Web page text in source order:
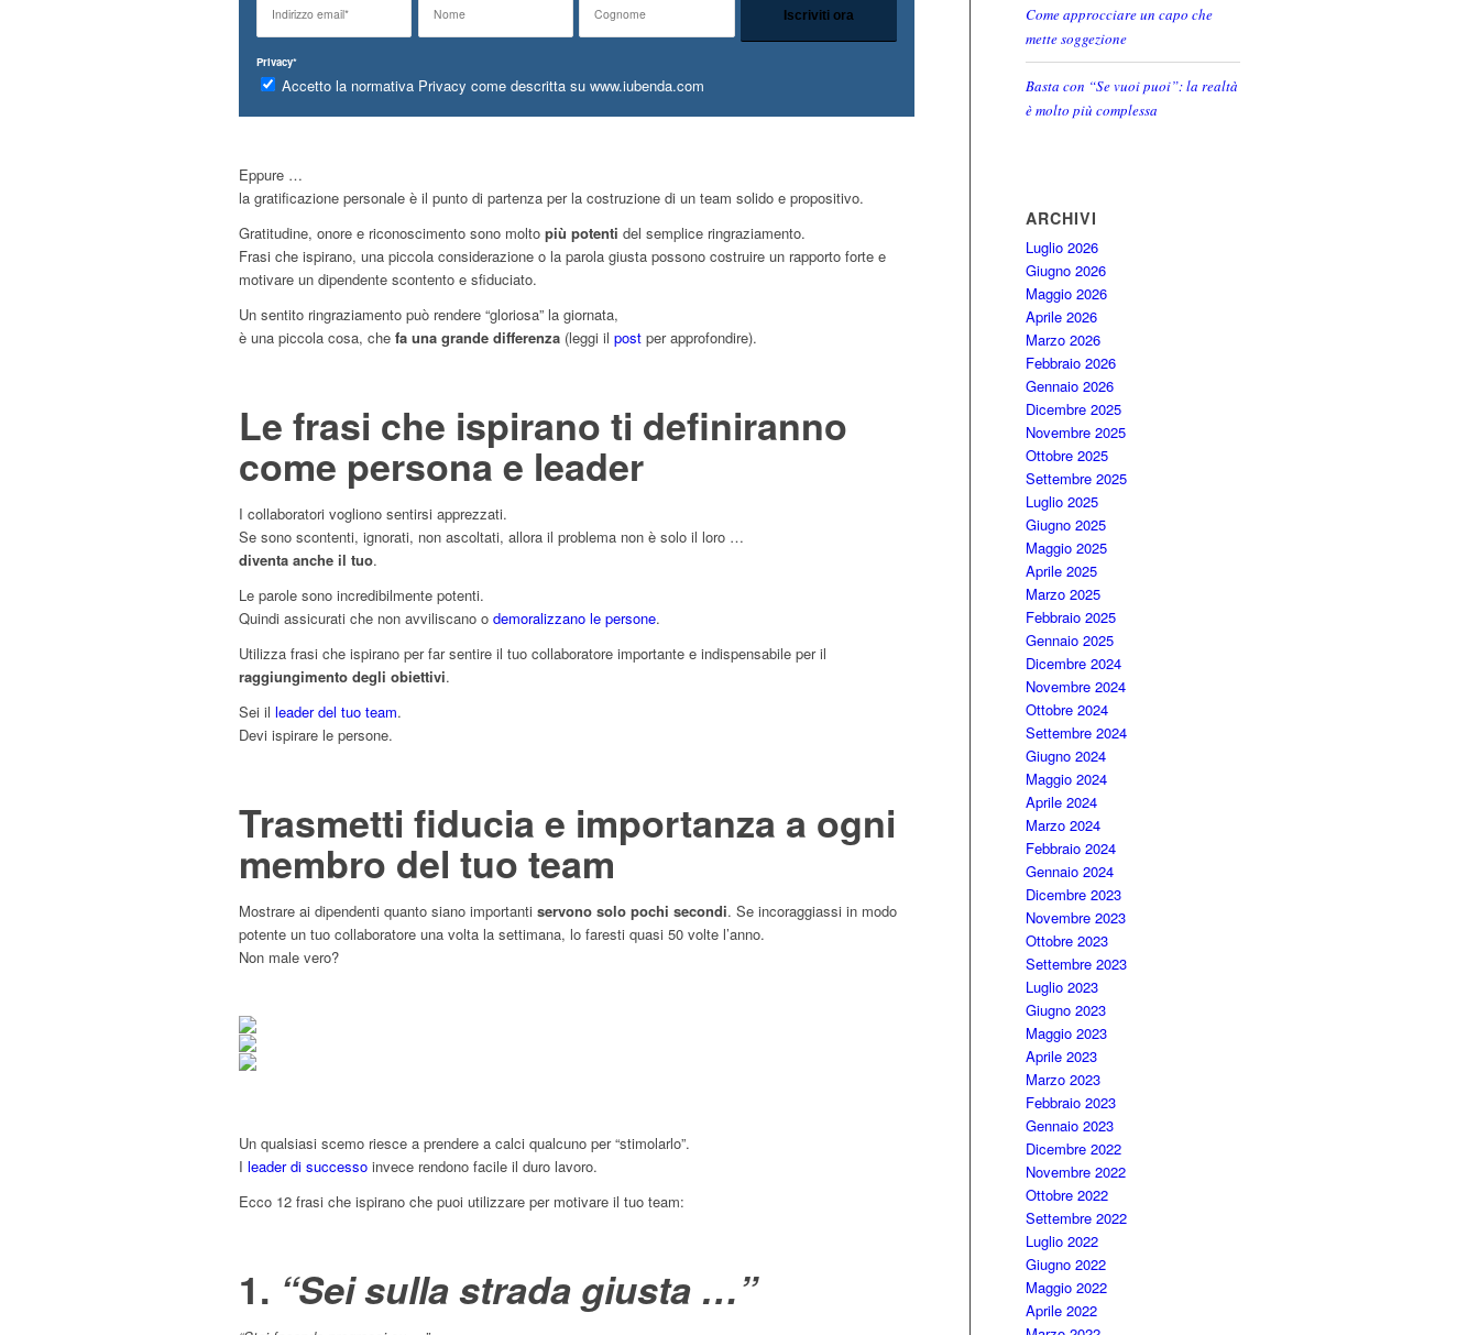
Privacy*
Accetto la normativa Privacy come descritta su www.iubenda.com
Eppure …
la gratificazione personale è il punto di partenza per la costruzione di un team solido e propositivo.
Gratitudine, onore e riconoscimento sono molto più potenti del semplice ringraziamento.
Frasi che ispirano, una piccola considerazione o la parola giusta possono costruire un rapporto forte e
motivare un dipendente scontento e sfiduciato.
Un sentito ringraziamento può rendere “gloriosa” la giornata,
è una piccola cosa, che fa una grande differenza (leggi il post per approfondire).
Le frasi che ispirano ti definiranno
come persona e leader
I collaboratori vogliono sentirsi apprezzati.
Se sono scontenti, ignorati, non ascoltati, allora il problema non è solo il loro …
diventa anche il tuo.
Le parole sono incredibilmente potenti.
Quindi assicurati che non avviliscano o demoralizzano le persone.
Utilizza frasi che ispirano per far sentire il tuo collaboratore importante e indispensabile per il
raggiungimento degli obiettivi.
Sei il leader del tuo team.
Devi ispirare le persone.
Trasmetti fiducia e importanza a ogni
membro del tuo team
Mostrare ai dipendenti quanto siano importanti servono solo pochi secondi. Se incoraggiassi in modo
potente un tuo collaboratore una volta la settimana, lo faresti quasi 50 volte l’anno.
Non male vero?
Un qualsiasi scemo riesce a prendere a calci qualcuno per “stimolarlo”.
I leader di successo invece rendono facile il duro lavoro.
Ecco 12 frasi che ispirano che puoi utilizzare per motivare il tuo team:
1. “Sei sulla strada giusta …”
Come approcciare un capo che
mette soggezione
Basta con “Se vuoi puoi”: la realtà
è molto più complessa
ARCHIVI
Luglio 2026
Giugno 2026
Maggio 2026
Aprile 2026
Marzo 2026
Febbraio 2026
Gennaio 2026
Dicembre 2025
Novembre 2025
Ottobre 2025
Settembre 2025
Luglio 2025
Giugno 2025
Maggio 2025
Aprile 2025
Marzo 2025
Febbraio 2025
Gennaio 2025
Dicembre 2024
Novembre 2024
Ottobre 2024
Settembre 2024
Giugno 2024
Maggio 2024
Aprile 2024
Marzo 2024
Febbraio 2024
Gennaio 2024
Dicembre 2023
Novembre 2023
Ottobre 2023
Settembre 2023
Luglio 2023
Giugno 2023
Maggio 2023
Aprile 2023
Marzo 2023
Febbraio 2023
Gennaio 2023
Dicembre 2022
Novembre 2022
Ottobre 2022
Settembre 2022
Luglio 2022
Giugno 2022
Maggio 2022
Aprile 2022